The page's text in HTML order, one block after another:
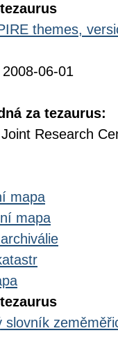
themes,
2008-06-01
za tezaurus:
Joint Research
mapa
mapa
slovník